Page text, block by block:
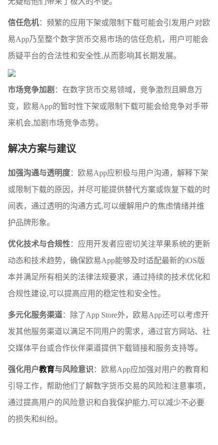
信任危机：频繁的应用下架或限制下载可能会引发用户对欧
易App乃至整个数字货币交易市场的信任危机，用户可能会
质疑平台的合法性和安全性,从而影响其长期发展。
市场竞争加剧 ：在数字货币交易领域，竞争激烈且瞬息万
变，欧易App的暂时性下架或限制下载可能会给竞争对手带
来机会,加剧市场竞争态势。
解决方案与建议
加强沟通与透明度：欧易App应积极与用户沟通，解释下架
或限制下载的原因，并尽可能提供替代方案或恢复下载的时
间表，通过透明的沟通方式,可以缓解用户的焦虑情绪并维
护品牌形象。
优化技术与合规性：应用开发者应密切关注苹果系统的更新
动态和技术趋势，确保欧易App能够及时适配最新的iOS版
本并满足所有相关的法律法规要求，通过持续的技术优化和
合规性建设,可以提高应用的稳定性和安全性。
多元化服务渠道：除了App Store外，欧易App还可以考虑开
发其他服务渠道以满足不同用户的需求，通过官方网站、社
交媒体平台或合作伙伴渠道提供下载链接和服务支持等。
强化用户教育与风险意识 ：欧易App应加强对用户的教育和
引导工作，帮助他们了解数字货币交易的风险和注意事项，
通过提高用户的风险意识和自我保护能力,可以减少不必要
的损失和纠纷。